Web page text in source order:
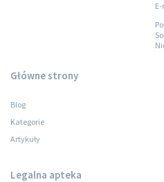
Główne strony
Blog
Kategorie
Artykuły
Legalna apteka